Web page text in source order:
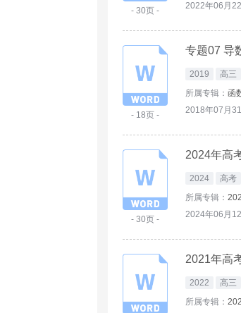
- 30页 -
2022年06月
- 18页 -
专题07 导
2019 高三
所属专辑： 函
2018年07月
- 30页 -
2024年高
2024 高考
所属专辑：
2024年06月
2021年高
2022 高三
所属专辑：